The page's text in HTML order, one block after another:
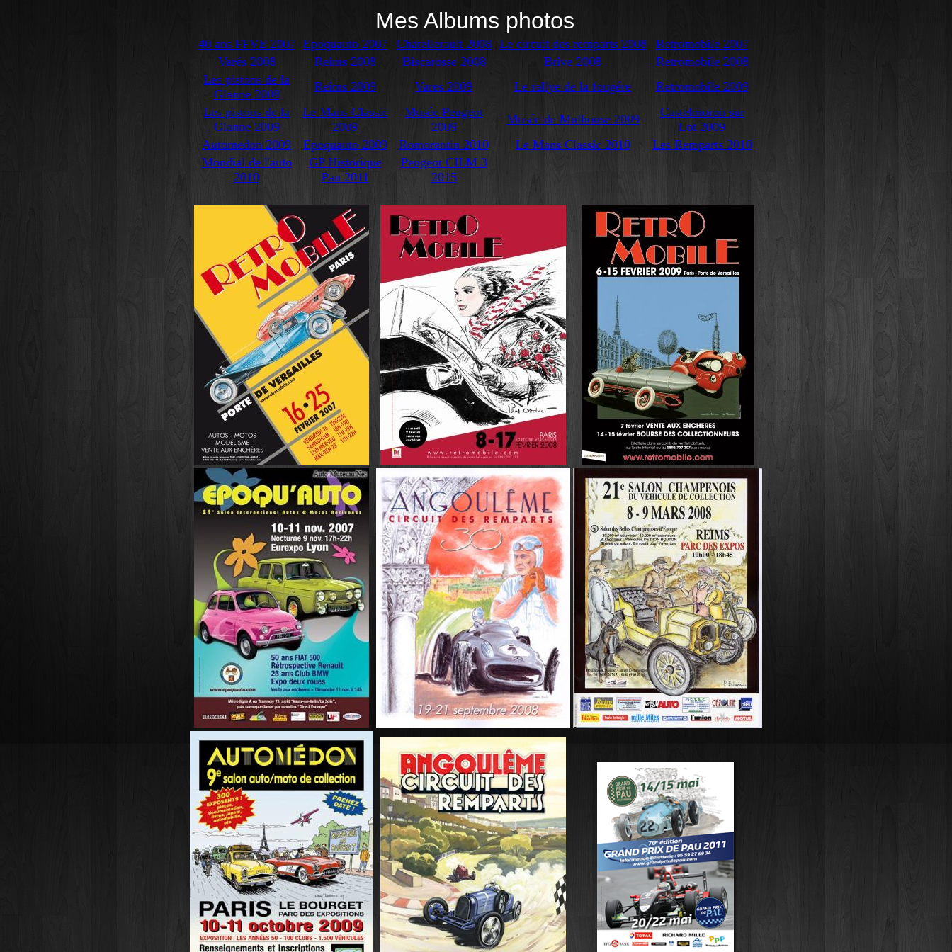
Mes Albums photos
40 ans FFVE 2007 Epoquauto 2007 Chatellerault 2008 Le circuit des remparts 2008
Retromobile 2007
Varés 2008
Reims 2008 Biscarosse 2008 Brive 2008
Retromobile 2008
Les pistons de la
Glanne 2008
Reims 2009 Vares 2009 Le rallye de la fougére
Retromobile 2009
Les pistons de la
Glanne 2009
Le Mans Classic
2009
Musée Peugeot
2009
Musée de Mulhouse 2009
Castelmoron sur
Lot 2009
Automedon 2009
Epoquauto 2009 Romorantin 2010 Le Mans Classic 2010
Les Remparts 2010
Mondial de l'auto
2010
GP Historique
Pau 2011
Peugeot CILM 3
2015